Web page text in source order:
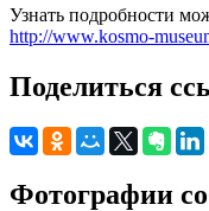
Узнать подробности
http://www.kosmo-
Поделиться
Фотографии